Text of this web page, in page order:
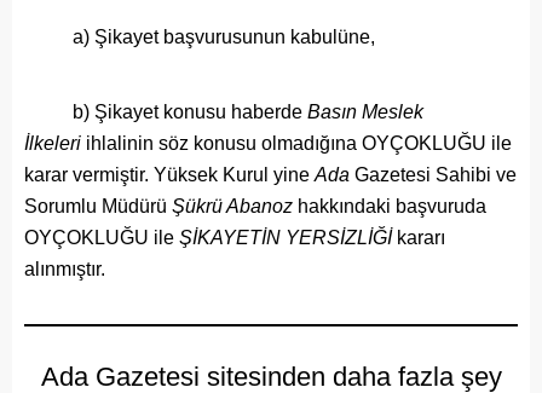
a) Şikayet başvurusunun kabulüne,
b) Şikayet konusu haberde Basın Meslek
İlkeleri ihlalinin söz konusu olmadığına OYÇOKLUĞU ile
karar vermiştir. Yüksek Kurul yine Ada Gazetesi Sahibi ve
Sorumlu Müdürü Şükrü Abanoz hakkındaki başvuruda
OYÇOKLUĞU ile ŞİKAYETİN YERSİZLİĞİkararı
alınmıştır.
Ada Gazetesi sitesinden daha fazla şey